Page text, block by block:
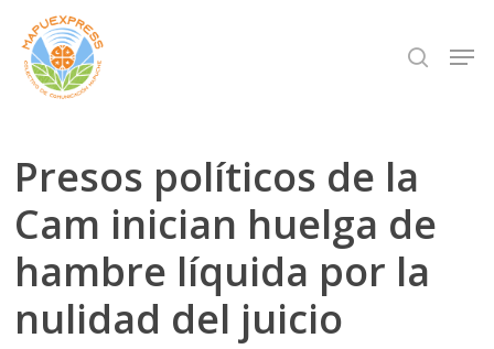
Skip
main
search
Presos políticos de la
Cam inician huelga de
hambre líquida por la
nulidad del juicio
Close